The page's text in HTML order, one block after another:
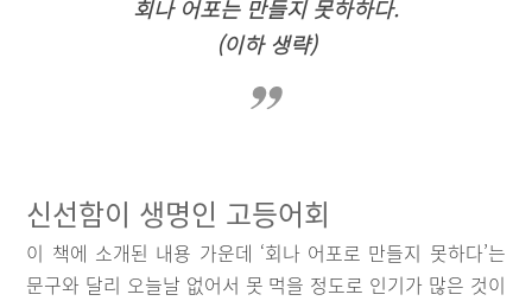
회나 어포는 만들지 못하하다.
(이하 생략)
신선함이 생명인 고등어회
이 책에 소개된 내용 가운데 ‘회나 어포로 만들지 못하다’는
문구와 달리 오늘날 없어서 못 먹을 정도로 인기가 많은 것이